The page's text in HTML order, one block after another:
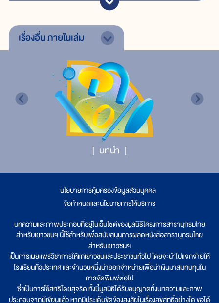
เรื่องอื่นภายในเล่ม
บทนำ
นโยบายการคุ้มครองข้อมูลส่วนบุคคล
ข้อกำหนดและนโยบายการให้บริการ
บทความและภาพประกอบที่อยู่ในเว็บไซต์ของมูลนิธิโครงการสารานุกรมไทย
สำหรับเยาวชนฯ นี้ใช้สำหรับเพื่อสนับสนุนการผลิตหนังสือสารานุกรมไทย
สำหรับเยาวชนฯ
เป็นการเผยแพร่วิชาการให้แก่เยาวชนและประชาชนทั่วไป โดยจะนำไปแจกจ่ายให้
โรงเรียนทั่วประเทศ และจำนวนหนึ่งนำออกจำหน่ายเพื่อนำเงินมาสมทบทุนใน
การจัดพิมพ์ต่อไป
ซึ่งเป็นการใช้สิทธิโดยสุจริต ทั้งนี้มูลนิธิได้รับอนุญาตทั้งบทความและภาพ
ประกอบจากผู้เขียนแล้ว หากมีประเด็นขัดข้องสงสัยในเรื่องลิขสิทธิ์อย่างใด ขอได้